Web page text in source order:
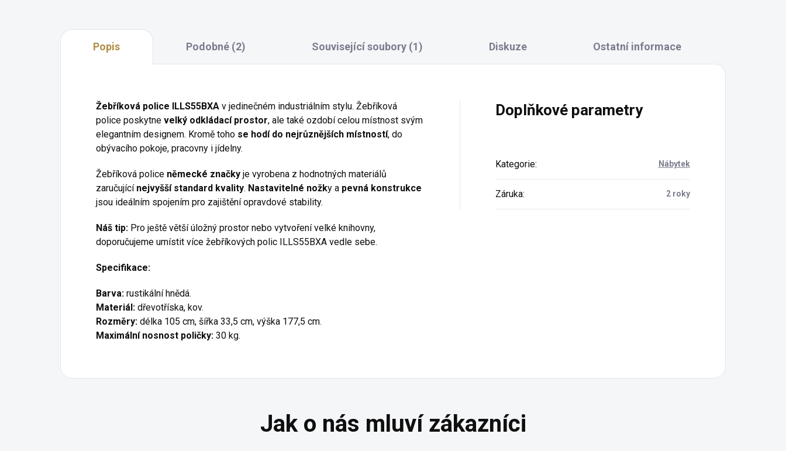
Popis Podobné (2) Související soubory (1) Diskuze Ostatní informace
Žebříková police ILLS55BXA v jedinečném industriálním stylu. Žebříková
police poskytne velký odkládací prostor, ale také ozdobí celou místnost svým
elegantním designem. Kromě toho se hodí do nejrůznějších místností, do
obývacího pokoje, pracovny i jídelny.
Žebříková police německé značky je vyrobena z hodnotných materiálů
zaručující nejvyšší standard kvality. Nastavitelné nožky a pevná konstrukce
jsou ideálním spojením pro zajištění opravdové stability.
Náš tip: Pro ještě větší úložný prostor nebo vytvoření velké knihovny,
doporučujeme umístit více žebříkových polic ILLS55BXA vedle sebe.
Specifikace:
Barva: rustikální hnědá.
Materiál: dřevotříska, kov.
Rozměry: délka 105 cm, šířka 33,5 cm, výška 177,5 cm.
Maximální nosnost poličky: 30 kg.
Doplňkové parametry
Kategorie: Nábytek
Záruka: 2 roky